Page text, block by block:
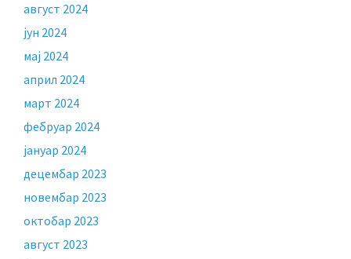
август 2024
јун 2024
мај 2024
април 2024
март 2024
фебруар 2024
јануар 2024
децембар 2023
новембар 2023
октобар 2023
август 2023